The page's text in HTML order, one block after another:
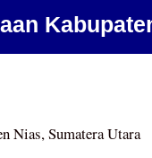
Nias, Sumatera Utara